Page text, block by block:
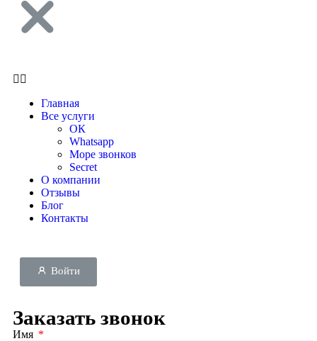
Главная
Все услуги
ОК
Whatsapp
Море звонков
Secret
О компании
Отзывы
Блог
Контакты
Войти
Заказать звонок
Имя